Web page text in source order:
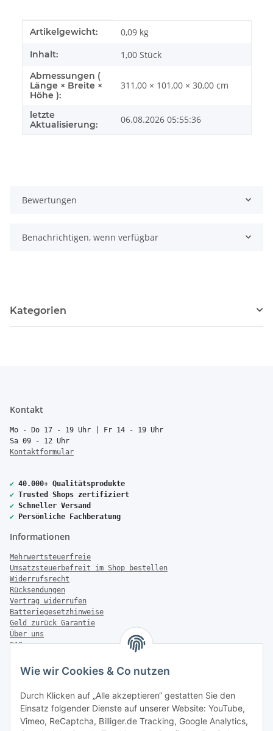
Wie wir Cookies & Co nutzen
Durch Klicken auf „Alle akzeptieren“ gestatten Sie den
Einsatz folgender Dienste auf unserer Website: YouTube,
Vimeo, ReCaptcha, Billiger.de Tracking, Google Analytics,
Produkteigenschaft
Wert
Artikelgewicht: 0,09 kg
Inhalt: 1,00 Stück
Abmessungen (
Länge × Breite ×
Höhe ):
311,00 × 101,00 × 30,00 cm
letzte
Aktualisierung:
06.08.2026 05:55:36
Bewertungen
Benachrichtigen, wenn verfügbar
Kategorien
Kontakt
Mo - Do 17 - 19 Uhr | Fr 14 - 19 Uhr
Sa 09 - 12 Uhr
Kontaktformular
✔ 40.000+ Qualitätsprodukte
✔ Trusted Shops zertifiziert
✔ Schneller Versand
✔ Persönliche Fachberatung
Informationen
Mehrwertsteuerfreie
Umsatzsteuerbefreit im Shop bestellen
Widerrufsrecht
Rücksendungen
Vertrag widerrufen
Batteriegesetzhinweise
Geld zurück Garantie
Über uns
FAQ
Zahlung & Versand